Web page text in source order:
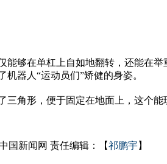
在单杠上自如地翻转，还能在举
器人“运动员们”矫健的身姿。
形，便于固定在地面上，这个能
国新闻网 责任编辑：【祁鹏宇】